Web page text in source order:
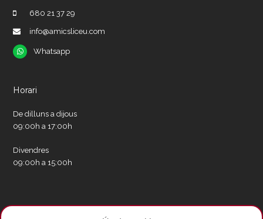
680 21 37 29
info@amicsliceu.com
Whatsapp
Whatsapp
Horari
De dilluns a dijous
09:00h a 17:00h
Divendres
09:00h a 15:00h
Xarxes socials